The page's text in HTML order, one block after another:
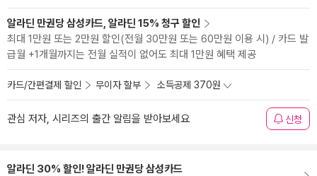
알라딘 만권당 삼성카드, 알라딘 15% 청구 할인
최대 1만원 또는 2만원 할인(전월 30만원 또는 60만원 이용 시) / 카드 발
급월 +1개월까지는 전월 실적이 없어도 최대 1만원 혜택 제공
카드/간편결제 할인 무이자 할부 소득공제 370원
관심 저자, 시리즈의 출간 알림을 받아보세요 신청
알라딘 30% 할인! 알라딘 만권당 삼성카드